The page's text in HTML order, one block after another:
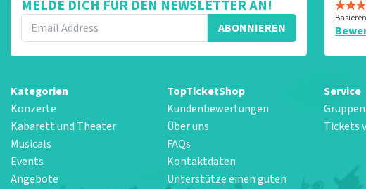
MELDE DICH FÜR DEN NEWSLETTER AN!
ABONNIEREN
Kategorien
Konzerte
Kabarett und Theater
Musicals
Events
Angebote
TopTicketShop
Kundenbewertungen
Über uns
FAQs
Kontaktdaten
Unterstütze einen guten
Service
Tickets